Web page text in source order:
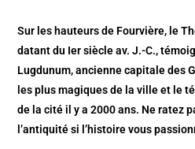
Sur les hauteurs de Fourvière, le
datant du Ier siècle av. J.-C.,
Lugdunum, ancienne capitale des
les plus magiques de la ville et le
de la cité il y a 2000 ans. Ne ratez
l’antiquité si l’histoire vous